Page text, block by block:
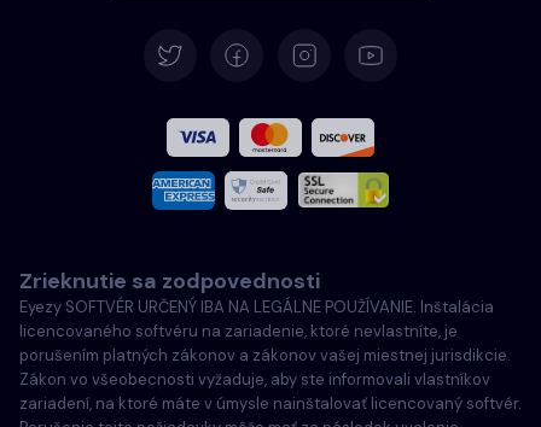
Francúzština
Taliansky
Português
Türkçe
Poľský
Zrieknutie sa zodpovednosti
Eyezy SOFTVÉR URČENÝ IBA NA LEGÁLNE POUŽÍVANIE. Inštalácia
licencovaného softvéru na zariadenie, ktoré nevlastníte, je
porušením platných zákonov a zákonov vašej miestnej jurisdikcie.
Zákon vo všeobecnosti vyžaduje, aby ste informovali vlastníkov
zariadení, na ktoré máte v úmysle nainštalovať licencovaný softvér.